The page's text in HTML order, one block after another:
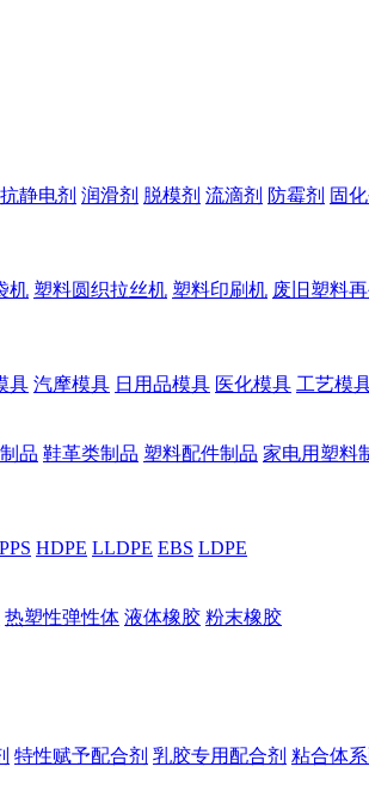
抗静电剂 润滑剂 脱模剂 流滴剂 防霉剂 固
机 塑料圆织拉丝机 塑料印刷机 废旧塑料
具 汽摩模具 日用品模具 医化模具 工艺模
品 鞋革类制品 塑料配件制品 家电用塑料
HDPE LLDPE EBS LDPE
热塑性弹性体 液体橡胶 粉末橡胶
特性赋予配合剂 乳胶专用配合剂 粘合体